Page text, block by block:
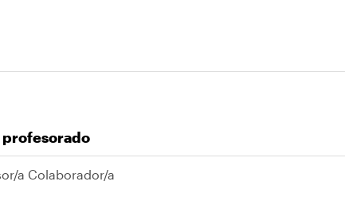
profesorado
a Colaborador/a